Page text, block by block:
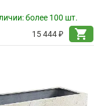
более 100 шт.
15 444 ₽
shopping_cart